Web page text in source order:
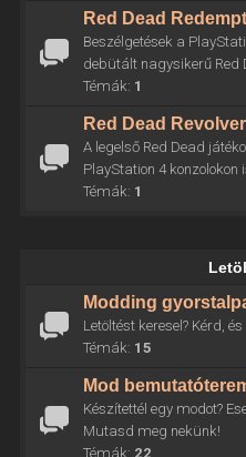
Red Dead
Beszélgetések a
debütált nagysikerű Red
Témák: 1
Red Dead Revolver
A legelső Red Dead
PlayStation 4 konzolokon
Témák: 1
Modding
Letöltést keresel? Kérd,
Témák: 15
Mod
Készítettél egy modot?
Mutasd meg nekünk!
Témák: 22